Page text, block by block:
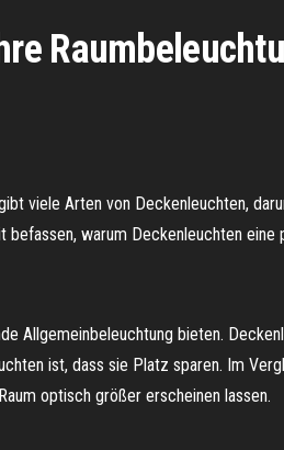
viele Arten von Deckenleuchten,
warum Deckenleuchten eine
Allgemeinbeleuchtung bieten.
ist, dass sie Platz sparen. Im
optisch größer erscheinen lassen.